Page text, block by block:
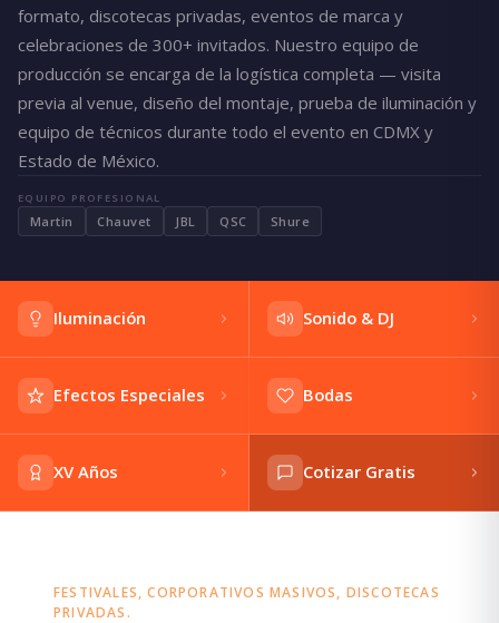
formato, discotecas privadas, eventos de marca y
celebraciones de 300+ invitados. Nuestro equipo de
producción se encarga de la logística completa — visita
previa al venue, diseño del montaje, prueba de iluminación y
equipo de técnicos durante todo el evento en CDMX y
Estado de México.
EQUIPO PROFESIONAL
Martin Chauvet JBL QSC Shure
Iluminación Sonido & DJ
Efectos Especiales Bodas
XV Años Cotizar Gratis
FESTIVALES, CORPORATIVOS MASIVOS, DISCOTECAS
PRIVADAS.